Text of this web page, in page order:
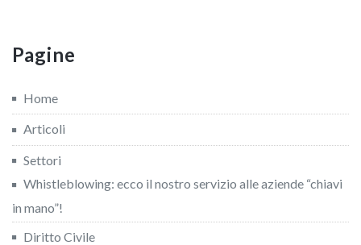
Pagine
Home
Articoli
Settori
Whistleblowing: ecco il nostro servizio alle aziende “chiavi
in mano”!
Diritto Civile